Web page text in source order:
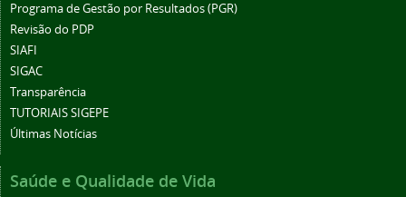
Programa de Gestão por Resultados (PGR)
Revisão do PDP
SIAFI
SIGAC
Transparência
TUTORIAIS SIGEPE
Últimas Notícias
Saúde e Qualidade de Vida